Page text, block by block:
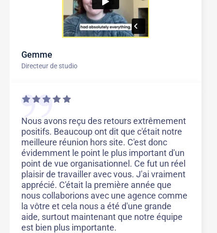
Gemme
Directeur de studio
Nous avons reçu des retours extrêmement
positifs. Beaucoup ont dit que c'était notre
meilleure réunion hors site. C'est donc
évidemment le point le plus important d'un
point de vue organisationnel. Ce fut un réel
plaisir de travailler avec vous. J'ai vraiment
apprécié. C'était la première année que
nous collaborions avec une agence comme
la vôtre et cela nous a été d'une grande
aide, surtout maintenant que notre équipe
est bien plus importante.